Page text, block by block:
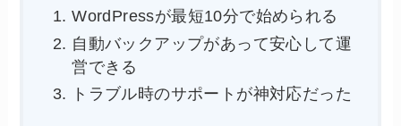
WordPressが最短10分で始められる
自動バックアップがあって安心して運
営できる
トラブル時のサポートが神対応だった